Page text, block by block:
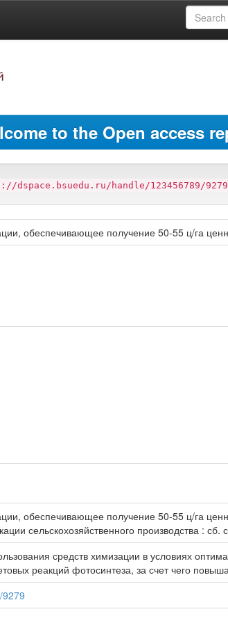
to the Open access
dspace.bsuedu.ru/handle/123456789/9279
обеспечивающее получение 50-55 ц/га
обеспечивающее получение 50-55 ц/га
сельскохозяйственного производства :
средств химизации в условиях
реакций фотосинтеза, за счет чего